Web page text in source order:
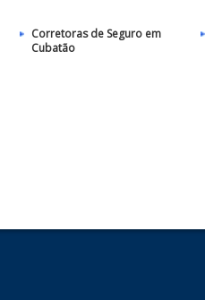
Corretoras de Seguro em
Cubatão